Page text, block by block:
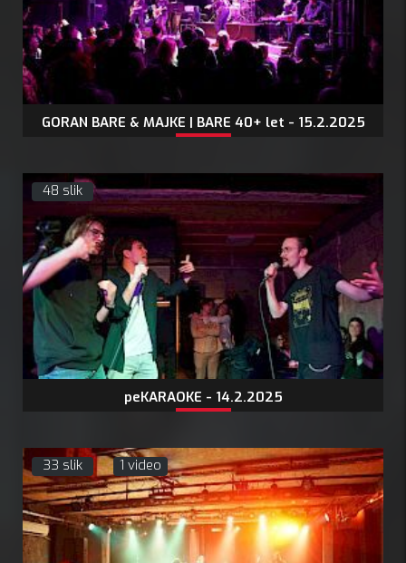
GORAN BARE & MAJKE | BARE 40+ let - 15.2.2025
48 slik
peKARAOKE - 14.2.2025
33 slik 1 video